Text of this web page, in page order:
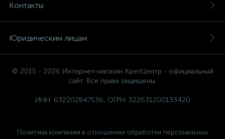
Контакты
Юридическим лицам
© 2015 - 2026 Интернет-магазин КрепЦентр - официальный
сайт. Все права защищены.
ИНН: 632202847536, ОГРН: 322631200133420
Политика компании в отношении обработки персональных